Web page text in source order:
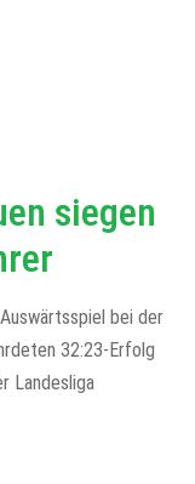
siegen
bei der
32:23-Erfolg
Landesliga